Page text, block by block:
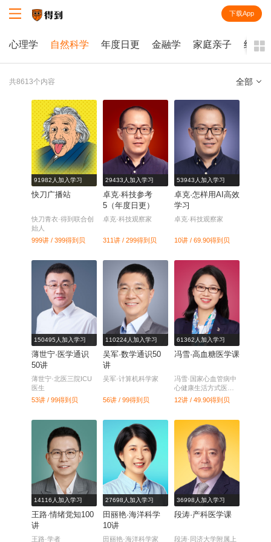
下载App
心理学 自然科学 年度日更 金融学 家庭亲子 经济
共8613个内容 全部
全部
课程
每天听本书
电子书
91982人加入学习
快刀广播站
快刀青衣·得到联合创
始人
999讲 / 399得到贝
29433人加入学习
卓克·科技参考
5（年度日更）
卓克·科技观察家
311讲 / 299得到贝
53943人加入学习
卓克·怎样用AI高效
学习
卓克·科技观察家
10讲 / 69.90得到贝
150495人加入学习
薄世宁·医学通识
50讲
薄世宁·北医三院ICU
医生
53讲 / 99得到贝
110224人加入学习
吴军·数学通识50
讲
吴军·计算机科学家
56讲 / 99得到贝
61362人加入学习
冯雪·高血糖医学课
冯雪·国家心血管病中
心健康生活方式医学
中心常务副主任
12讲 / 49.90得到贝
14116人加入学习
王路·情绪觉知100
讲
王路·学者
27698人加入学习
田丽艳·海洋科学
10讲
田丽艳·海洋科学家
36998人加入学习
段涛·产科医学课
段涛·同济大学附属上